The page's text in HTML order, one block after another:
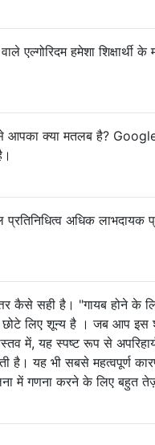
एल्गोरिदम हमेशा
क्या मतलब है? Google
प्रतिनिधित्व अधिक
कैसे सही है। "गायब होने के
छोटे लिए शून्य है । जब आप
में, यह स्पष्ट रूप से
है। यह भी सबसे महत्वपूर्ण
में गणना करने के लिए बहुत